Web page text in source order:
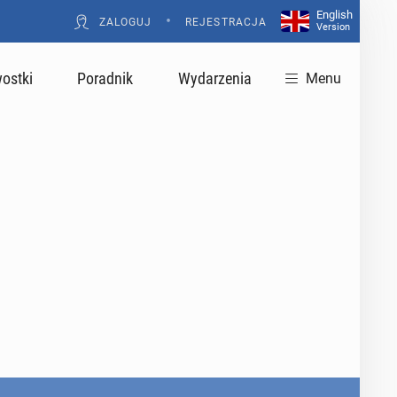
ZALOGUJ • REJESTRACJA
English
Version
Poradnik Wydarzenia Menu